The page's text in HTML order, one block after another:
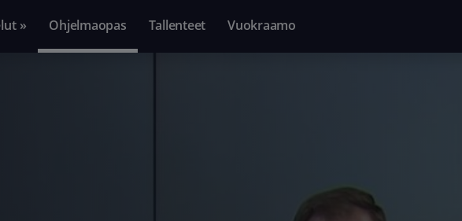
» Ohjelmaopas Tallenteet Vuokraamo